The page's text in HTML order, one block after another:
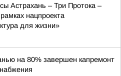
Астрахань – Три Протока –
нацпроекта
для жизни»
на 80% завершен капремонт